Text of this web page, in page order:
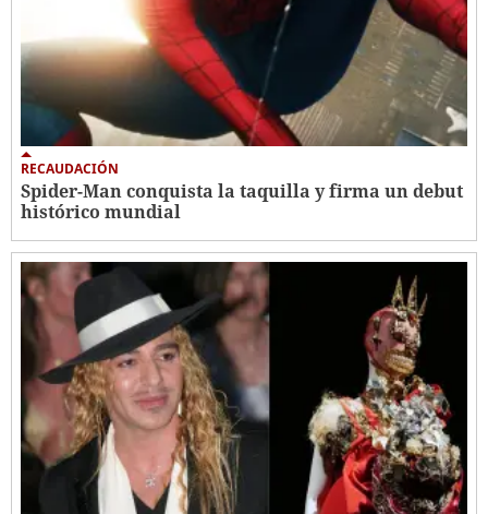
RECAUDACIÓN
Spider-Man conquista la taquilla y firma un debut
histórico mundial